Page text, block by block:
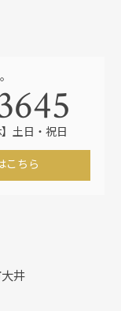
井
土日・祝日
こちら